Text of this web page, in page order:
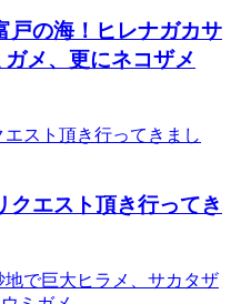
の海！ヒレナガカサ
メ、更にネコザメ
エスト頂き行ってき